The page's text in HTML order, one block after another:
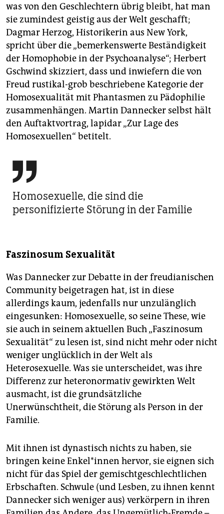
was von den Geschlechtern übrig bleibt, hat man
sie zumindest geistig aus der Welt geschafft;
Dagmar Herzog, Historikerin aus New York,
spricht über die „bemerkenswerte Beständigkeit
der Homophobie in der Psychoanalyse“; Herbert
Gschwind skizziert, dass und inwiefern die von
Freud rustikal-grob beschriebene Kategorie der
Homosexualität mit Phantasmen zu Pädophilie
zusammenhängen. Martin Dannecker selbst hält
den Auftaktvortrag, lapidar „Zur Lage des
Homosexuellen“ betitelt.

Homosexuelle, die sind die
personifizierte Störung in der Familie
Faszinosum Sexualität
Was Dannecker zur Debatte in der freudianischen
Community beigetragen hat, ist in diese
allerdings kaum, jedenfalls nur unzulänglich
eingesunken: Homosexuelle, so seine These, wie
sie auch in seinem aktuellen Buch „Faszinosum
Sexualität“ zu lesen ist, sind nicht mehr oder nicht
weniger unglücklich in der Welt als
Heterosexuelle. Was sie unterscheidet, was ihre
Differenz zur heteronormativ gewirkten Welt
ausmacht, ist die grundsätzliche
Unerwünschtheit, die Störung als Person in der
Familie.
Mit ihnen ist dynastisch nichts zu haben, sie
bringen keine Enkel*innen hervor, sie eignen sich
nicht für das Spiel der gemischtgeschlechtlichen
Erbschaften. Schwule (und Lesben, zu ihnen kennt
Dannecker sich weniger aus) verkörpern in ihren